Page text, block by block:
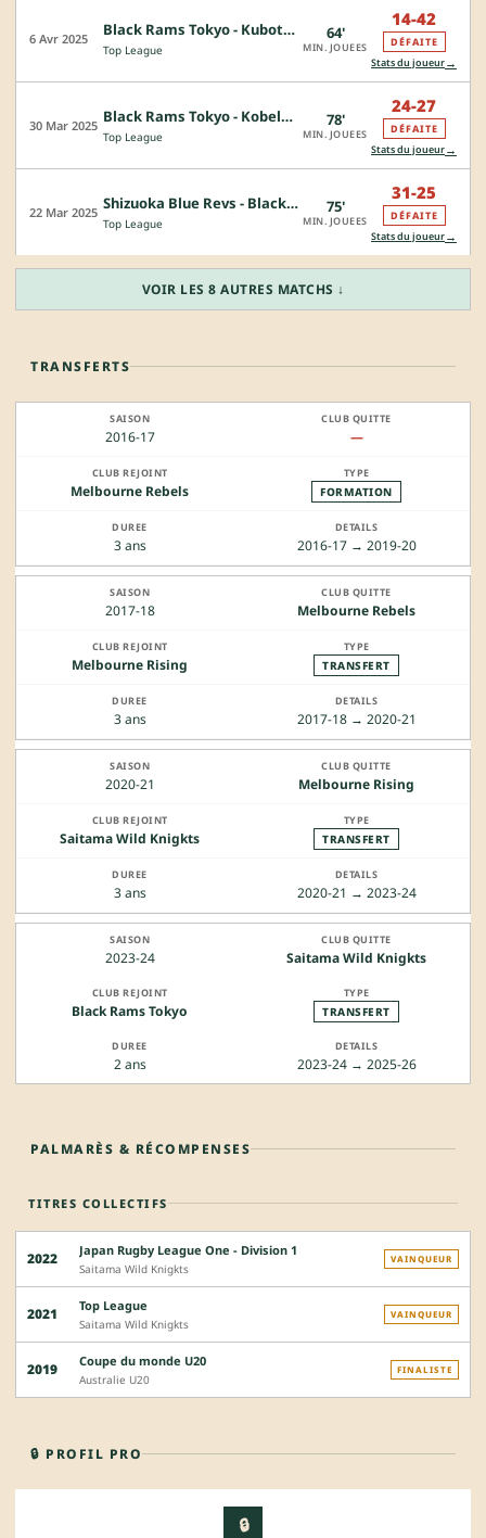
6 Avr 2025 Black Rams Tokyo - Kubota Spears Funabashi Tokyo-Bay
Top League
64'
MIN. JOUEES
14-42
DÉFAITE
Stats du joueur→
30 Mar 2025 Black Rams Tokyo - Kobelco Kobe Steelers
Top League
78'
MIN. JOUEES
24-27
DÉFAITE
Stats du joueur→
22 Mar 2025 Shizuoka Blue Revs - Black Rams Tokyo
Top League
75'
MIN. JOUEES
31-25
DÉFAITE
Stats du joueur→
VOIR LES 8 AUTRES MATCHS ↓
TRANSFERTS
2016-17 —
Melbourne Rebels FORMATION
3 ans 2016-17 → 2019-20
2017-18 Melbourne Rebels
Melbourne Rising TRANSFERT
3 ans 2017-18 → 2020-21
2020-21 Melbourne Rising
Saitama Wild Knigkts TRANSFERT
3 ans 2020-21 → 2023-24
2023-24 Saitama Wild Knigkts
Black Rams Tokyo TRANSFERT
2 ans 2023-24 → 2025-26
PALMARÈS & RÉCOMPENSES
TITRES COLLECTIFS
2022 Japan Rugby League One - Division 1
Saitama Wild Knigkts
VAINQUEUR
2021 Top League
Saitama Wild Knigkts
VAINQUEUR
2019 Coupe du monde U20
Australie U20
FINALISTE
🔒 PROFIL PRO
🔒